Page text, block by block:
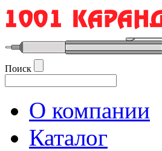
Поиск
О компании
Каталог